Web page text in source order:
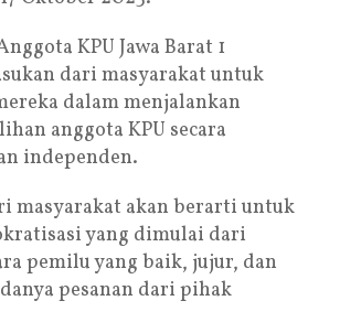
KPU Jawa Barat 1
dari masyarakat untuk
dalam menjalankan
anggota KPU secara
independen.
masyarakat akan berarti untuk
yang dimulai dari
pemilu yang baik, jujur, dan
pesanan dari pihak